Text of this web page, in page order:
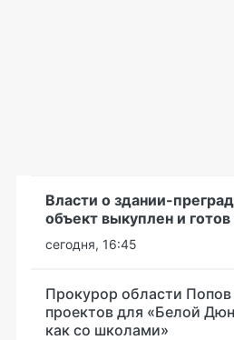
Власти о здании-
объект выкуплен и
сегодня, 16:45
Прокурор области Попов
проектов для «Белой
как со школами»